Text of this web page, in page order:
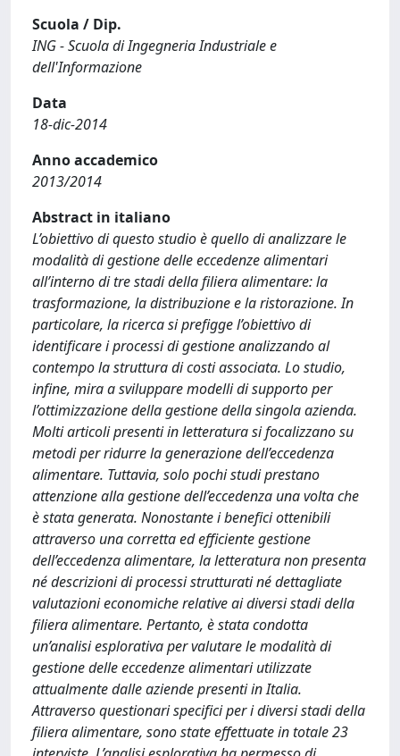
Scuola / Dip.
ING - Scuola di Ingegneria Industriale e
dell'Informazione
Data
18-dic-2014
Anno accademico
2013/2014
Abstract in italiano
L’obiettivo di questo studio è quello di analizzare le
modalità di gestione delle eccedenze alimentari
all’interno di tre stadi della filiera alimentare: la
trasformazione, la distribuzione e la ristorazione. In
particolare, la ricerca si prefigge l’obiettivo di
identificare i processi di gestione analizzando al
contempo la struttura di costi associata. Lo studio,
infine, mira a sviluppare modelli di supporto per
l’ottimizzazione della gestione della singola azienda.
Molti articoli presenti in letteratura si focalizzano su
metodi per ridurre la generazione dell’eccedenza
alimentare. Tuttavia, solo pochi studi prestano
attenzione alla gestione dell’eccedenza una volta che
è stata generata. Nonostante i benefici ottenibili
attraverso una corretta ed efficiente gestione
dell’eccedenza alimentare, la letteratura non presenta
né descrizioni di processi strutturati né dettagliate
valutazioni economiche relative ai diversi stadi della
filiera alimentare. Pertanto, è stata condotta
un’analisi esplorativa per valutare le modalità di
gestione delle eccedenze alimentari utilizzate
attualmente dalle aziende presenti in Italia.
Attraverso questionari specifici per i diversi stadi della
filiera alimentare, sono state effettuate in totale 23